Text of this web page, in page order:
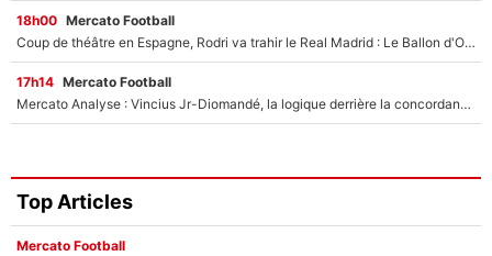
18h00 Mercato Football
Coup de théâtre en Espagne, Rodri va trahir le Real Madrid : Le Ballon d'Or a choisi de signer au FC Barcelone !
17h14 Mercato Football
Mercato Analyse : Vincius Jr-Diomandé, la logique derrière la concordance des temps
Top Articles
Mercato Football